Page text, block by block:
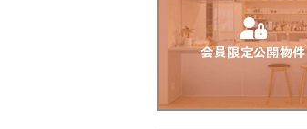
会員限定公開物件